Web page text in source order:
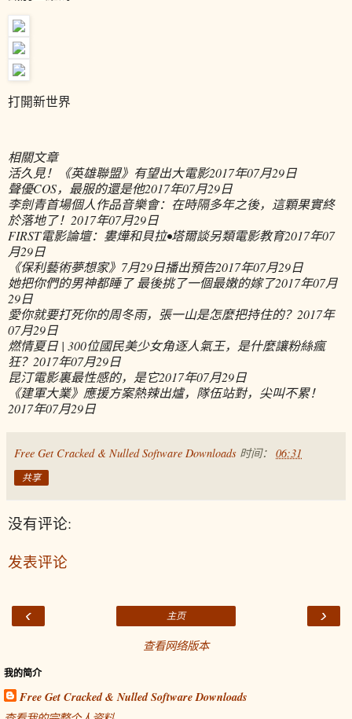
打開新世界
相關文章
活久見！《英雄聯盟》有望出大電影2017年07月29日
聲優COS，最服的還是他2017年07月29日
李劍青首場個人作品音樂會：在時隔多年之後，這顆果實終
於落地了！ 2017年07月29日
FIRST電影論壇：婁燁和貝拉•塔爾談另類電影教育2017年07
月29日
《保利藝術夢想家》7月29日播出預告2017年07月29日
她把你們的男神都睡了 最後挑了一個最嫩的嫁了2017年07月
29日
愛你就要打死你的周冬雨，張一山是怎麼把持住的？ 2017年
07月29日
燃情夏日 | 300位國民美少女角逐人氣王，是什麼讓粉絲瘋
狂？ 2017年07月29日
昆汀電影裏最性感的，是它2017年07月29日
《建軍大業》應援方案熱辣出爐，隊伍站對，尖叫不累！
2017年07月29日
Free Get Cracked & Nulled Software Downloads 时间： 06:31
共享
没有评论:
发表评论
‹ ›
主页
查看网络版本
我的简介
Free Get Cracked & Nulled Software Downloads